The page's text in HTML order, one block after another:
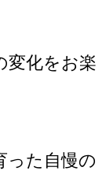
変化をお楽
った自慢の